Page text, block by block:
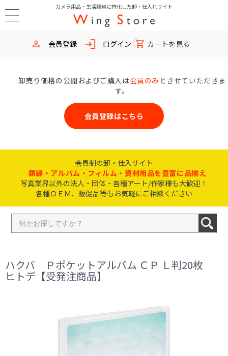
カメラ用品・生活雑貨に特化した卸・仕入れサイト
会員登録 ログイン カートを見る
卸売り価格の公開およびご購入は会員のみ とさせていただきま
す。
会員登録はこちら
会員制の卸・仕入サイト
額縁・アルバム・フィルム・資材用品を豊富に品揃え
写真業界以外の法人・団体・各種アート/作家様も大歓迎！
各種ＯＥＭ、販促品等もお気軽にご相談ください
ハクバ Ｐポケットアルバム ＣＰ Ｌ判20枚
ヒトデ【受発注商品】